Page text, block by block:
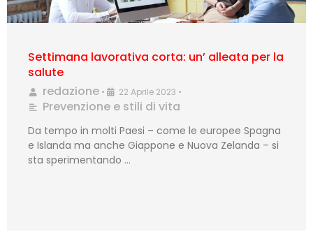
Settimana lavorativa corta: un’ alleata per la
salute
redazione • 22 Aprile 2023 •
Prevenzione e stili di vita
Da tempo in molti Paesi – come le europee Spagna
e Islanda ma anche Giappone e Nuova Zelanda – si
sta sperimentando …